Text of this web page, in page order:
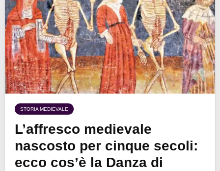
STORIA MEDIEVALE
L’affresco medievale
nascosto per cinque secoli:
ecco cos’è la Danza di